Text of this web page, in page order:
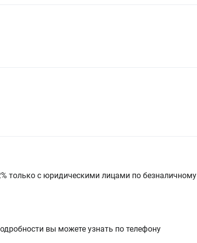
только с юридическими лицами по безналичному
вы можете узнать по телефону